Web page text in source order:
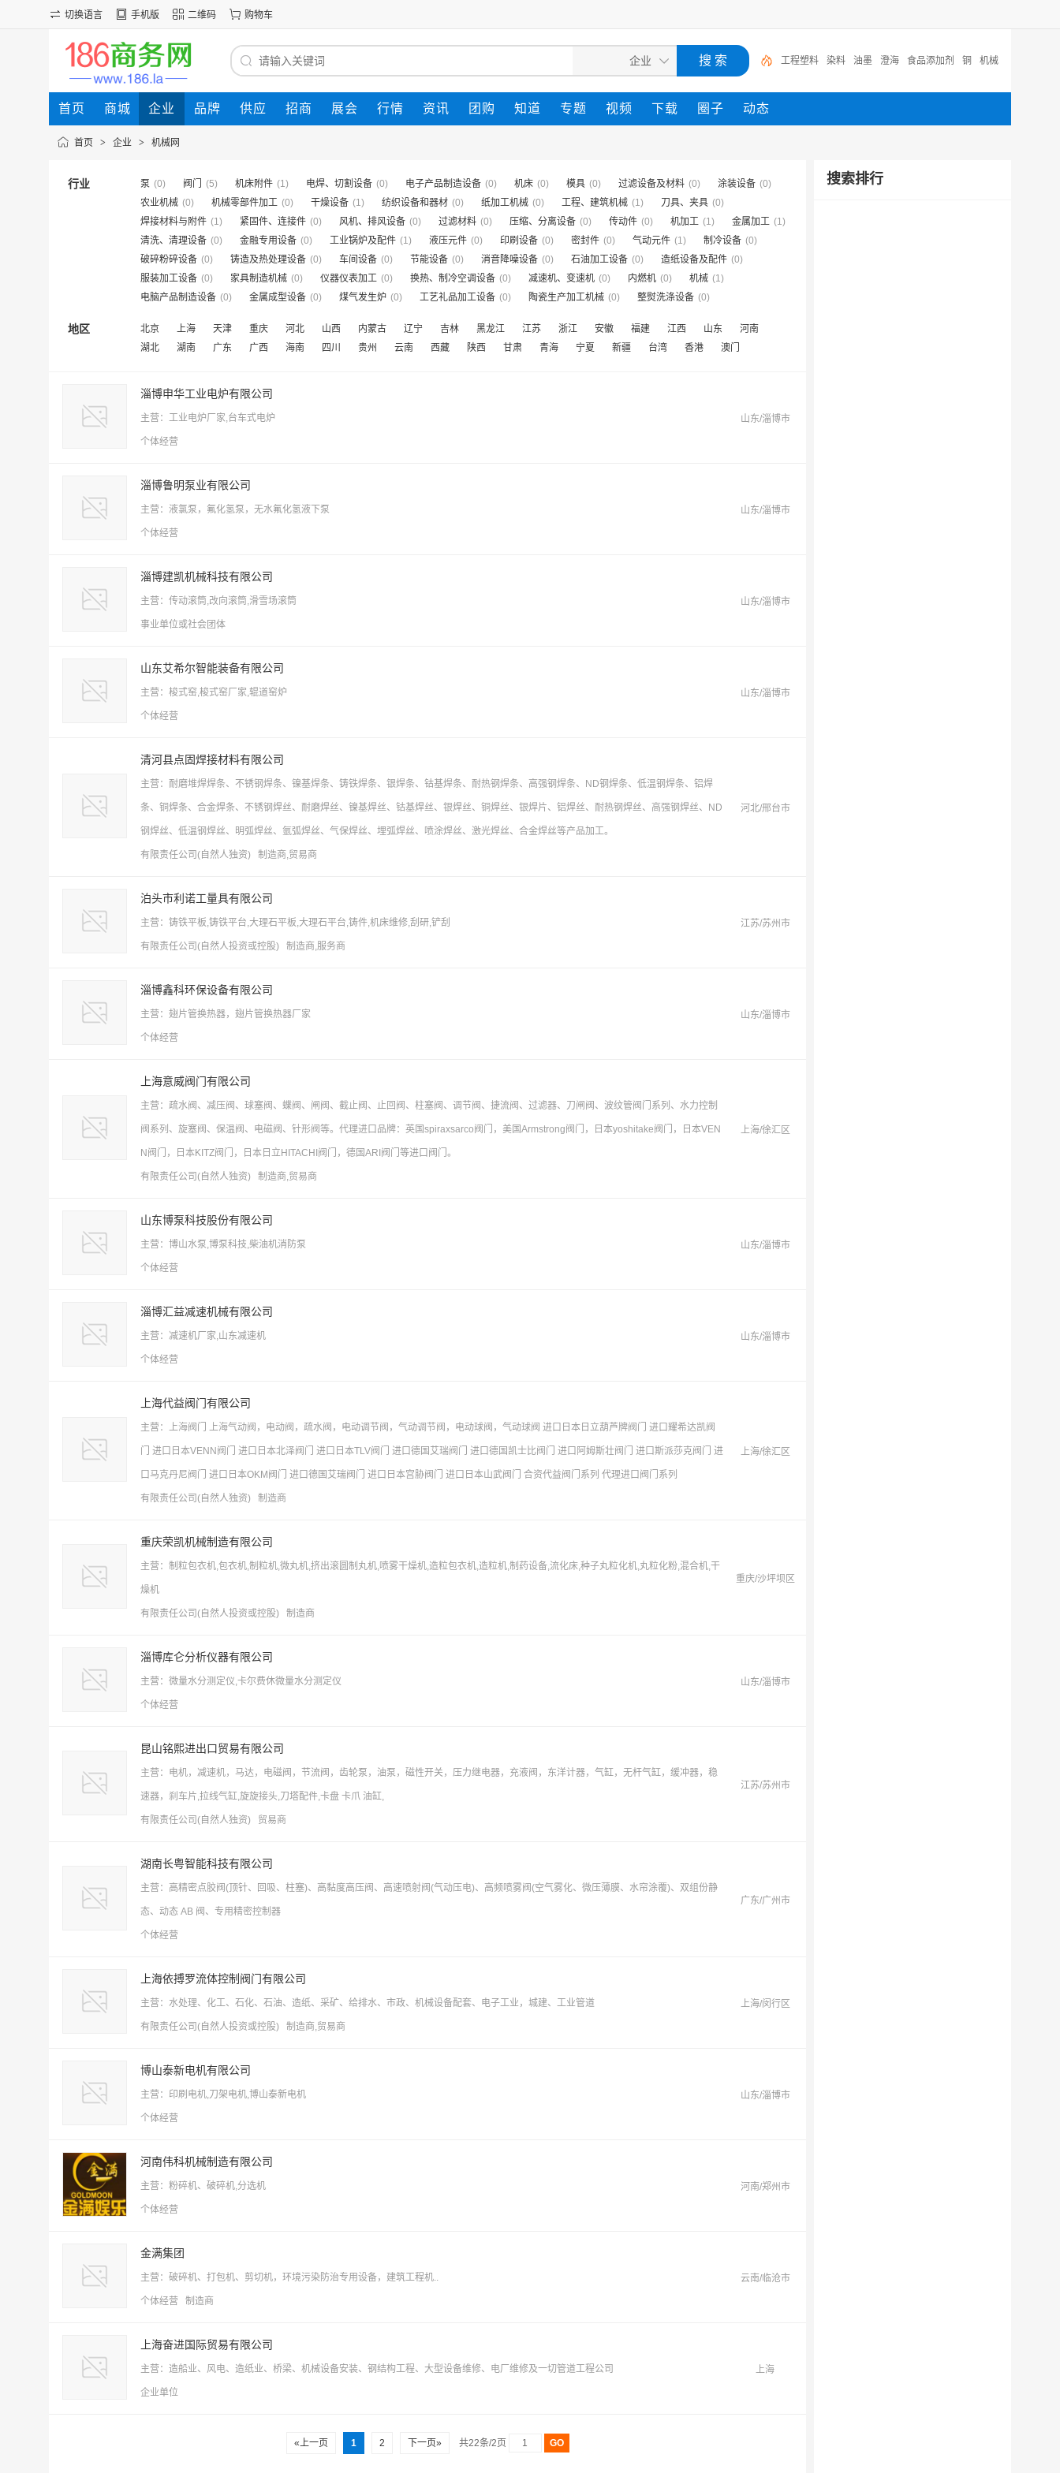
切换语言 手机版 二维码 购物车
工程塑料 染料 油墨 澄海 食品添加剂 铜 机械
塑料机械 公司 洗涤用品
首页 商城 企业 品牌 供应 招商 展会 行情 资讯 团购 知道 专题 视频 下载 圈子 动态
首页 > 企业 > 机械网
行业 泵 (0) 阀门 (5) 机床附件 (1) 电焊、切割设备 (0) 电子产品制造设备 (0) 机床 (0) 模具 (0) 过滤设备及材料 (0) 涂装设备 (0)
农业机械 (0) 机械零部件加工 (0) 干燥设备 (1) 纺织设备和器材 (0) 纸加工机械 (0) 工程、建筑机械 (1) 刀具、夹具 (0)
焊接材料与附件 (1) 紧固件、连接件 (0) 风机、排风设备 (0) 过滤材料 (0) 压缩、分离设备 (0) 传动件 (0) 机加工 (1) 金属加工 (1)
清洗、清理设备 (0) 金融专用设备 (0) 工业锅炉及配件 (1) 液压元件 (0) 印刷设备 (0) 密封件 (0) 气动元件 (1) 制冷设备 (0)
破碎粉碎设备 (0) 铸造及热处理设备 (0) 车间设备 (0) 节能设备 (0) 消音降噪设备 (0) 石油加工设备 (0) 造纸设备及配件 (0)
服装加工设备 (0) 家具制造机械 (0) 仪器仪表加工 (0) 换热、制冷空调设备 (0) 减速机、变速机 (0) 内燃机 (0) 机械 (1)
电脑产品制造设备 (0) 金属成型设备 (0) 煤气发生炉 (0) 工艺礼品加工设备 (0) 陶瓷生产加工机械 (0) 整熨洗涤设备 (0)
地区 北京 上海 天津 重庆 河北 山西 内蒙古 辽宁 吉林 黑龙江 江苏 浙江 安徽 福建 江西 山东
河南
湖北
湖南 广东 广西 海南 四川 贵州 云南 西藏 陕西 甘肃 青海 宁夏 新疆 台湾 香港 澳门
淄博申华工业电炉有限公司
主营：工业电炉厂家,台车式电炉
个体经营
山东/淄博市
淄博鲁明泵业有限公司
主营：液氯泵，氟化氢泵，无水氟化氢液下泵
个体经营
山东/淄博市
淄博建凯机械科技有限公司
主营：传动滚筒,改向滚筒,滑雪场滚筒
事业单位或社会团体
山东/淄博市
山东艾希尔智能装备有限公司
主营：梭式窑,梭式窑厂家,辊道窑炉
个体经营
山东/淄博市
清河县点固焊接材料有限公司
主营：耐磨堆焊焊条、不锈钢焊条、镍基焊条、铸铁焊条、银焊条、钴基焊条、耐热钢焊条、高强钢焊条、ND钢焊条、低温钢焊条、铝焊
条、铜焊条、合金焊条、不锈钢焊丝、耐磨焊丝、镍基焊丝、钴基焊丝、银焊丝、铜焊丝、银焊片、铝焊丝、耐热钢焊丝、高强钢焊丝、ND
钢焊丝、低温钢焊丝、明弧焊丝、氩弧焊丝、气保焊丝、埋弧焊丝、喷涂焊丝、激光焊丝、合金焊丝等产品加工。
有限责任公司(自然人独资) 制造商,贸易商
河北/邢台市
泊头市利诺工量具有限公司
主营：铸铁平板,铸铁平台,大理石平板,大理石平台,铸件,机床维修,刮研,铲刮
有限责任公司(自然人投资或控股) 制造商,服务商
江苏/苏州市
淄博鑫科环保设备有限公司
主营：翅片管换热器，翅片管换热器厂家
个体经营
山东/淄博市
上海意威阀门有限公司
主营：疏水阀、减压阀、球塞阀、蝶阀、闸阀、截止阀、止回阀、柱塞阀、调节阀、捷流阀、过滤器、刀闸阀、波纹管阀门系列、水力控制
阀系列、旋塞阀、保温阀、电磁阀、针形阀等。代理进口品牌：英国spiraxsarco阀门，美国Armstrong阀门，日本yoshitake阀门，日本VEN
N阀门，日本KITZ阀门，日本日立HITACHI阀门，德国ARI阀门等进口阀门。
有限责任公司(自然人独资) 制造商,贸易商
上海/徐汇区
山东博泵科技股份有限公司
主营：博山水泵,博泵科技,柴油机消防泵
个体经营
山东/淄博市
淄博汇益减速机械有限公司
主营：减速机厂家,山东减速机
个体经营
山东/淄博市
上海代益阀门有限公司
主营：上海阀门 上海气动阀，电动阀，疏水阀，电动调节阀，气动调节阀，电动球阀，气动球阀 进口日本日立葫芦牌阀门 进口耀希达凯阀
门 进口日本VENN阀门 进口日本北泽阀门 进口日本TLV阀门 进口德国艾瑞阀门 进口德国凯士比阀门 进口阿姆斯壮阀门 进口斯派莎克阀门 进
口马克丹尼阀门 进口日本OKM阀门 进口德国艾瑞阀门 进口日本宫胁阀门 进口日本山武阀门 合资代益阀门系列 代理进口阀门系列
有限责任公司(自然人独资) 制造商
上海/徐汇区
重庆荣凯机械制造有限公司
主营：制粒包衣机,包衣机,制粒机,微丸机,挤出滚圆制丸机,喷雾干燥机,造粒包衣机,造粒机,制药设备,流化床,种子丸粒化机,丸粒化粉,混合机,干
燥机
有限责任公司(自然人投资或控股) 制造商
重庆/沙坪坝区
淄博库仑分析仪器有限公司
主营：微量水分测定仪,卡尔费休微量水分测定仪
个体经营
山东/淄博市
昆山铭熙进出口贸易有限公司
主营：电机，减速机，马达，电磁阀，节流阀，齿轮泵，油泵，磁性开关，压力继电器，充液阀，东洋计器，气缸，无杆气缸，缓冲器，稳
速器，刹车片,拉线气缸,旋旋接头,刀塔配件,卡盘 卡爪 油缸,
有限责任公司(自然人独资) 贸易商
江苏/苏州市
湖南长粤智能科技有限公司
主营：高精密点胶阀(顶针、回吸、柱塞)、高黏度高压阀、高速喷射阀(气动压电)、高频喷雾阀(空气雾化、微压薄膜、水帘涂覆)、双组份静
态、动态 AB 阀、专用精密控制器
个体经营
广东/广州市
上海依搏罗流体控制阀门有限公司
主营：水处理、化工、石化、石油、造纸、采矿、给排水、市政、机械设备配套、电子工业，城建、工业管道
有限责任公司(自然人投资或控股) 制造商,贸易商
上海/闵行区
博山泰新电机有限公司
主营：印刷电机,刀架电机,博山泰新电机
个体经营
山东/淄博市
河南伟科机械制造有限公司
主营：粉碎机、破碎机,分选机
个体经营
河南/郑州市
金满集团
主营：破碎机、打包机、剪切机，环境污染防治专用设备，建筑工程机..
个体经营 制造商
云南/临沧市
上海奋进国际贸易有限公司
主营：造船业、风电、造纸业、桥梁、机械设备安装、钢结构工程、大型设备维修、电厂维修及一切管道工程公司
企业单位
上海
«上一页 1 2 下一页» 共22条/2页
搜索排行